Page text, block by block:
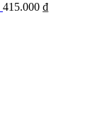
415.000 ₫